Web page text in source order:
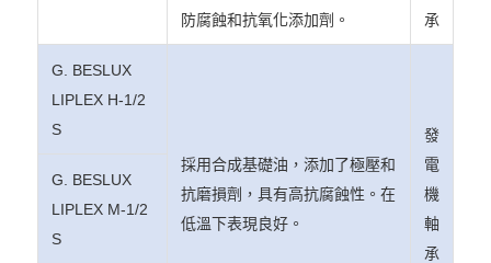
防腐蝕和抗氧化添加劑。
承
G. BESLUX
LIPLEX H-1/2
S
採用合成基礎油，添加了極壓和
抗磨損劑，具有高抗腐蝕性。在
低溫下表現良好。
發
電
機
軸
承
G. BESLUX
LIPLEX M-1/2
S